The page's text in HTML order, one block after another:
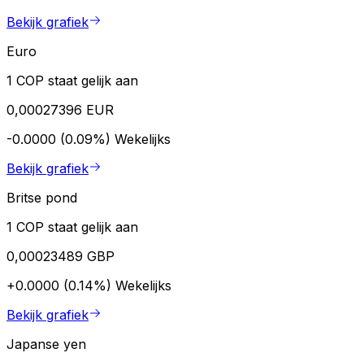
Bekijk grafiek
Euro
1 COP staat gelijk aan
0,00027396 EUR
-0.0000 (0.09%) Wekelijks
Bekijk grafiek
Britse pond
1 COP staat gelijk aan
0,00023489 GBP
+0.0000 (0.14%) Wekelijks
Bekijk grafiek
Japanse yen